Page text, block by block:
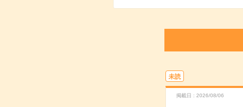
未読
掲載日 2026/08/06